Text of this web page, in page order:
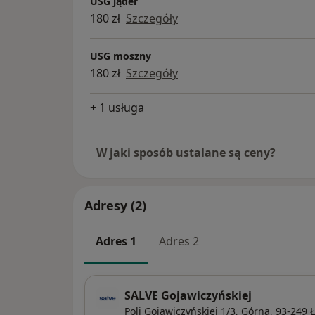
180 zł Szczegóły
USG moszny
180 zł Szczegóły
+ 1 usługa
W jaki sposób ustalane są ceny?
Adresy (2)
Adres 1 Adres 2
SALVE Gojawiczyńskiej
Poli Gojawiczyńskiej 1/3, Górna, 93-249